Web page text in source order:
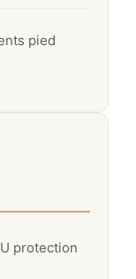
pied
protection